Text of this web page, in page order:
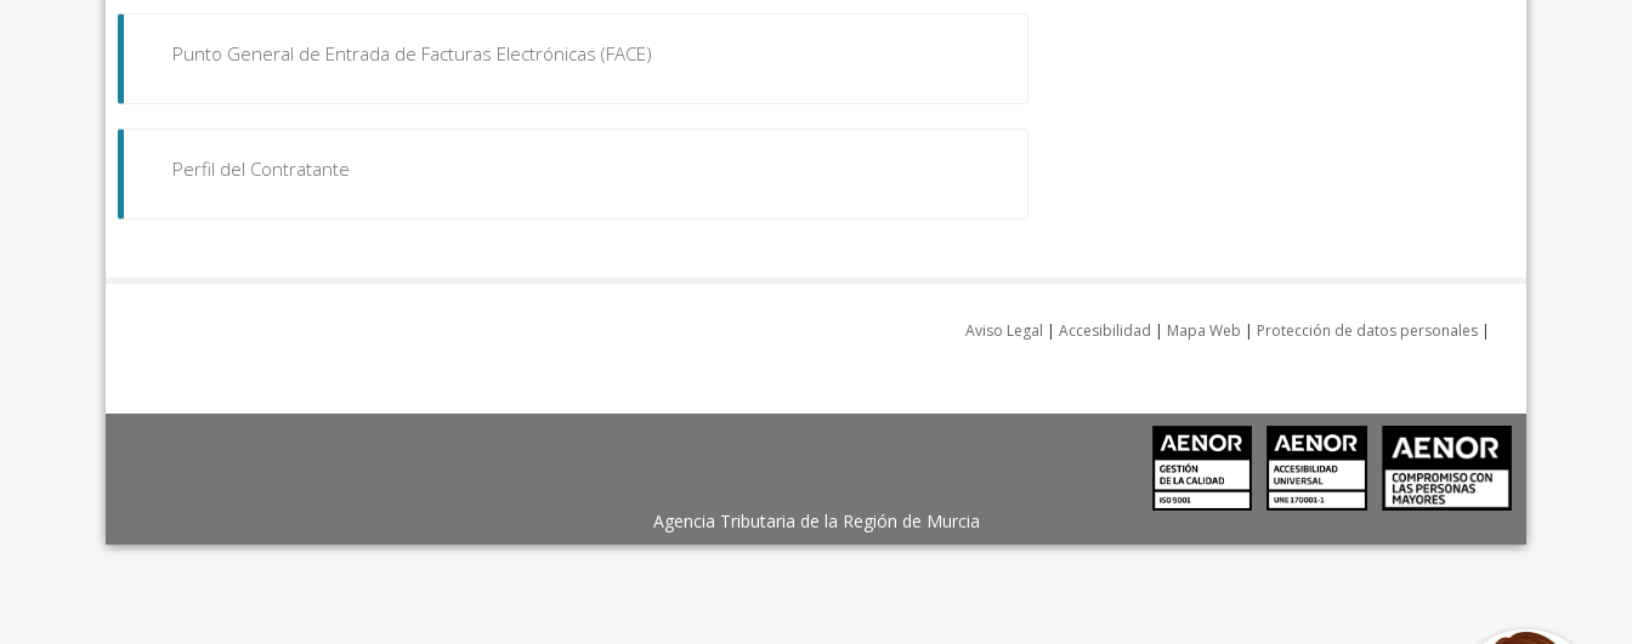
Punto General de Entrada de Facturas Electrónicas (FACE)
Perfil del Contratante
Aviso Legal | Accesibilidad | Mapa Web | Protección de datos personales |
Agencia Tributaria de la Región de Murcia